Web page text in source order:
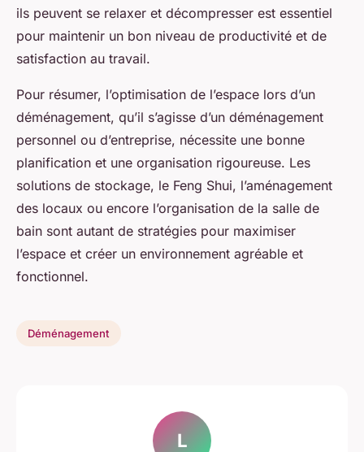
ils peuvent se relaxer et décompresser est essentiel
pour maintenir un bon niveau de productivité et de
satisfaction au travail.
Pour résumer, l’optimisation de l’espace lors d’un
déménagement, qu’il s’agisse d’un déménagement
personnel ou d’entreprise, nécessite une bonne
planification et une organisation rigoureuse. Les
solutions de stockage, le Feng Shui, l’aménagement
des locaux ou encore l’organisation de la salle de
bain sont autant de stratégies pour maximiser
l’espace et créer un environnement agréable et
fonctionnel.
Déménagement
L